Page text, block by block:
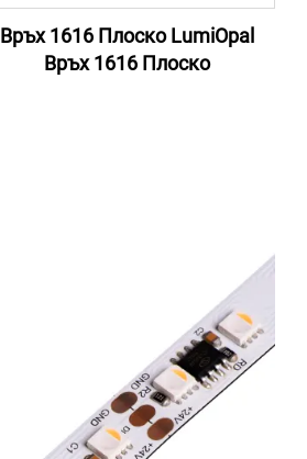
Връх 1616 Плоско LumiOpal
Връх 1616 Плоско